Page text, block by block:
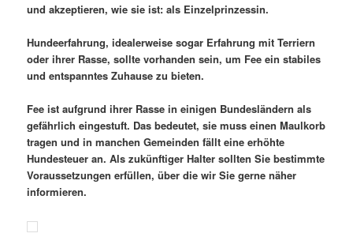
und akzeptieren, wie sie ist: als Einzelprinzessin.
Hundeerfahrung, idealerweise sogar Erfahrung mit Terriern
oder ihrer Rasse, sollte vorhanden sein, um Fee ein stabiles
und entspanntes Zuhause zu bieten.
Fee ist aufgrund ihrer Rasse in einigen Bundesländern als
gefährlich eingestuft. Das bedeutet, sie muss einen Maulkorb
tragen und in manchen Gemeinden fällt eine erhöhte
Hundesteuer an. Als zukünftiger Halter sollten Sie bestimmte
Voraussetzungen erfüllen, über die wir Sie gerne näher
informieren.